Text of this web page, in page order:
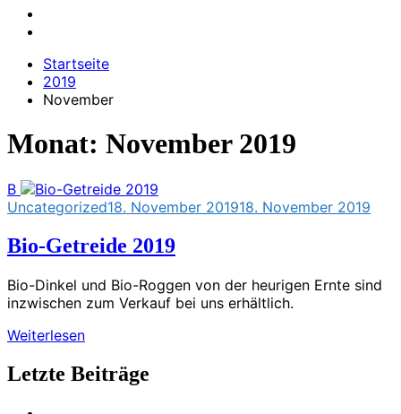
Startseite
2019
November
Monat: November 2019
B
Uncategorized18. November 201918. November 2019
Bio-Getreide 2019
Bio-Dinkel und Bio-Roggen von der heurigen Ernte sind
inzwischen zum Verkauf bei uns erhältlich.
Weiterlesen
Letzte Beiträge